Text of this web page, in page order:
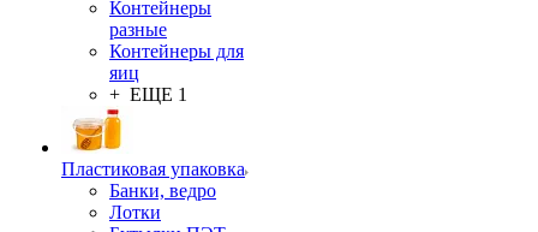
Контейнеры
разные
Контейнеры для
яиц
+ ЕЩЕ 1
Пластиковая упаковка
Банки, ведро
Лотки